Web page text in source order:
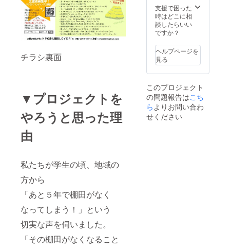
チラシ裏面
▼プロジェクトを
やろうと思った理
由
私たちが学生の頃、地域の
方から
「あと５年で棚田がなく
なってしまう！」という
切実な声を伺いました。
「その棚田がなくなること
毎日新聞地
球未来賞ク
支援で困った
時はどこに相
談したらいい
ですか？
ヘルプページを
見る
このプロジェクト
の問題報告はこち
ら よりお問い合わ
せください